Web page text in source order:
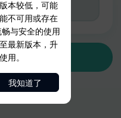
本较低，可能
不可用或存在
与安全的使用
最新版本，升
用。
我知道了